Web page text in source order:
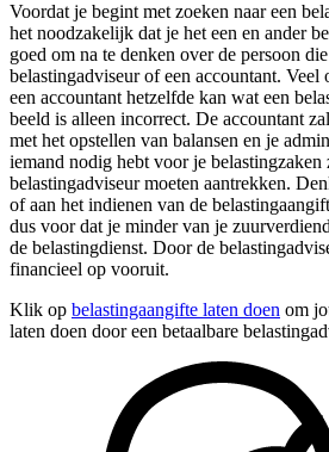
Voordat je begint met zoeken naar een
het noodzakelijk dat je het een en ander
goed om na te denken over de persoon
belastingadviseur of een accountant. Veel
een accountant hetzelfde kan wat een
beeld is alleen incorrect. De accountant
met het opstellen van balansen en je
iemand nodig hebt voor je belastingzaken
belastingadviseur moeten aantrekken.
of aan het indienen van de
dus voor dat je minder van je
de belastingdienst. Door de
financieel op vooruit.
Klik op belastingaangifte laten doen om
laten doen door een betaalbare